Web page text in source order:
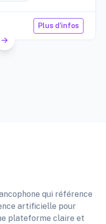
Plus d'infos
qui référence
artificielle pour
plateforme claire et